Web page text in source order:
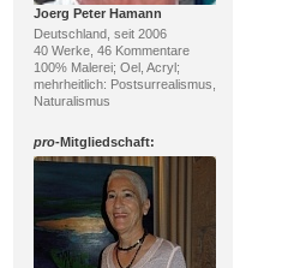
Joerg Peter Hamann
Deutschland, seit 2006
40 Werke, 46 Kommentare
100% Malerei; Oel, Acryl;
mehrheitlich: Postsurrealismus,
Naturalismus
pro-Mitgliedschaft: